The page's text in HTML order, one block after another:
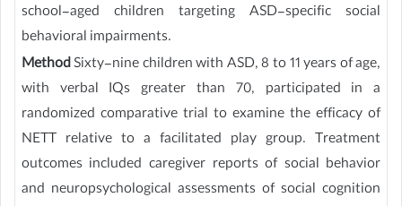
school-aged children targeting ASD-specific social
behavioral impairments.
MethodSixty-nine children with ASD, 8 to 11 years of age,
with verbal IQs greater than 70, participated in a
randomized comparative trial to examine the efficacy of
NETT relative to a facilitated play group. Treatment
outcomes included caregiver reports of social behavior
and neuropsychological assessments of social cognition